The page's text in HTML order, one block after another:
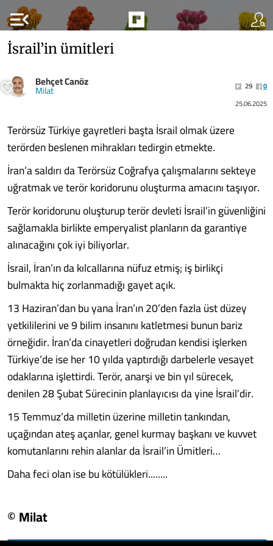
menu_open
İsrail’in ümitleri
Behçet Canöz
Milat 29
0
25.06.2025
Terörsüz Türkiye gayretleri başta İsrail olmak üzere
terörden beslenen mihrakları tedirgin etmekte.
İran’a saldırı da Terörsüz Coğrafya çalışmalarını sekteye
uğratmak ve terör koridorunu oluşturma amacını taşıyor.
Terör koridorunu oluşturup terör devleti İsrail’in güvenliğini
sağlamakla birlikte emperyalist planların da garantiye
alınacağını çok iyi biliyorlar.
İsrail, İran’ın da kılcallarına nüfuz etmiş; iş birlikçi
bulmakta hiç zorlanmadığı gayet açık.
13 Haziran’dan bu yana İran’ın 20’den fazla üst düzey
yetkililerini ve 9 bilim insanını katletmesi bunun bariz
örneğidir. İran’da cinayetleri doğrudan kendisi işlerken
Türkiye’de ise her 10 yılda yaptırdığı darbelerle vesayet
odaklarına işlettirdi. Terör, anarşi ve bin yıl sürecek,
denilen 28 Şubat Sürecinin planlayıcısı da yine İsrail’dir.
15 Temmuz’da milletin üzerine milletin tankından,
uçağından ateş açanlar, genel kurmay başkanı ve kuvvet
komutanlarını rehin alanlar da İsrail’in Ümitleri…
Daha feci olan ise bu kötülükleri........
© Milat